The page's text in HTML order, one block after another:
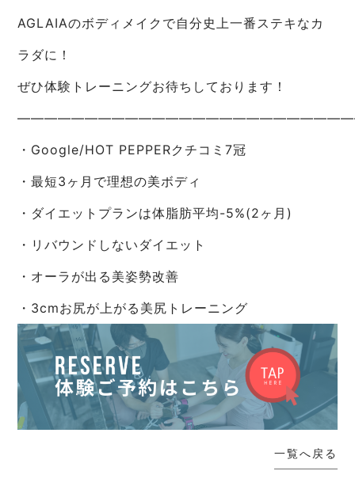
AGLAIAのボディメイクで自分史上一番ステキなカ
ラダに！
ぜひ体験トレーニングお待ちしております！
・Google/HOT PEPPERクチコミ7冠
・最短3ヶ月で理想の美ボディ
・ダイエットプランは体脂肪平均-5%(2ヶ月)
・リバウンドしないダイエット
・オーラが出る美姿勢改善
・3cmお尻が上がる美尻トレーニング
一覧へ戻る